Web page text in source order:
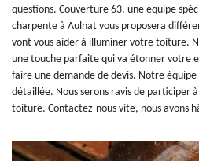
questions. Couverture 63, une équipe
charpente à Aulnat vous proposera
vont vous aider à illuminer votre toiture.
une touche parfaite qui va étonner votre
faire une demande de devis. Notre
détaillée. Nous serons ravis de participer
toiture. Contactez-nous vite, nous avons